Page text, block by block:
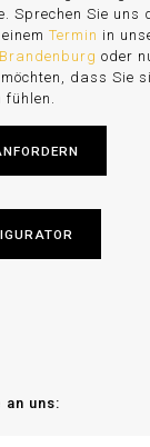
Sprechen Sie uns
Termin in
oder
dass Sie
uns: